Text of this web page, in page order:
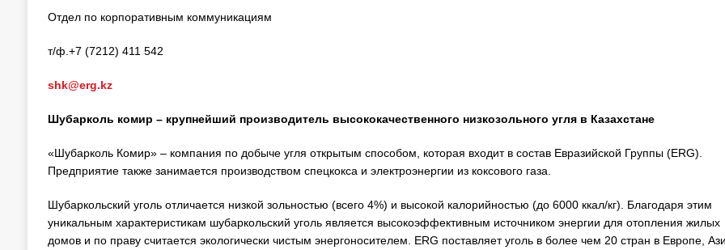
Отдел по корпоративным коммуникациям
т/ф.+7 (7212) 411 542
shk@erg.kz
Шубарколь комир – крупнейший производитель высококачественного низкозольного угля в Казахстане
«Шубарколь Комир» – компания по добыче угля открытым способом, которая входит в состав Евразийской Группы (ERG).
Предприятие также занимается производством спецкокса и электроэнергии из коксового газа.
Шубаркольский уголь отличается низкой зольностью (всего 4%) и высокой калорийностью (до 6000 ккал/кг). Благодаря этим
уникальным характеристикам шубаркольский уголь является высокоэффективным источником энергии для отопления жилых
домов и по праву считается экологически чистым энергоносителем. ERG поставляет уголь в более чем 20 стран в Европе,